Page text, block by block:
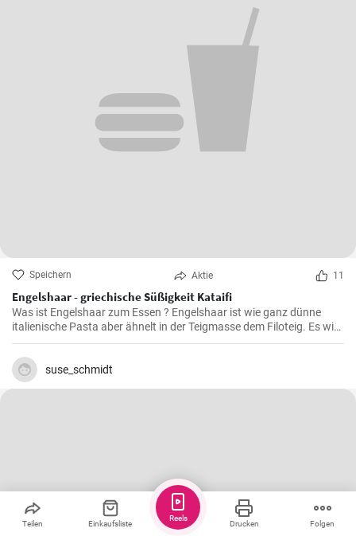
Speichern Aktie 11
Engelshaar - griechische Süßigkeit Kataifi
Was ist Engelshaar zum Essen ? Engelshaar ist wie ganz dünne
italienische Pasta aber ähnelt in der Teigmasse dem Filoteig. Es wird
im balkanischen Raum für Süßspeisen mit Nüssen und Gewürzen
gefüllt benutzt. Schauen Sie selbst wie es geht !
suse_schmidt
Teilen Einkaufsliste Drucken Folgen
Reels